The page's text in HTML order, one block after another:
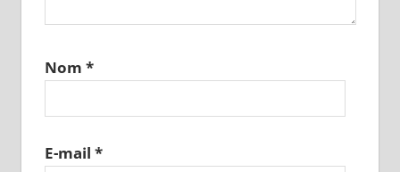
Nom *
E-mail *